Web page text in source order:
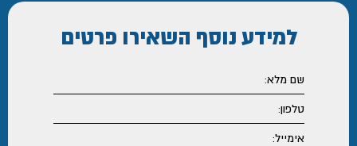
למידע נוסף השאירו פרטים